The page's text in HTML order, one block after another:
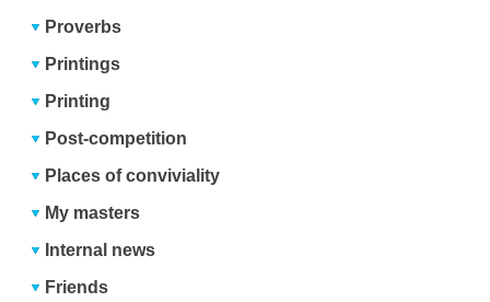
Proverbs
Printings
Printing
Post-competition
Places of conviviality
My masters
Internal news
Friends